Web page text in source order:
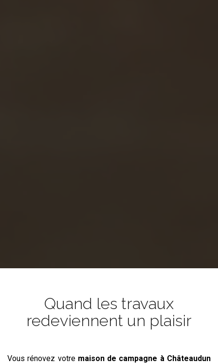
Quand les travaux
redeviennent un plaisir
Vous rénovez votre maison de campagne à Châteaudun